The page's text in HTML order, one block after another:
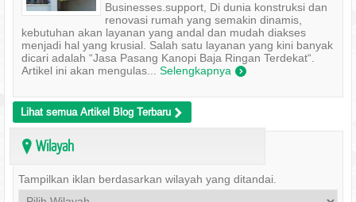
Businesses.support, Di dunia konstruksi dan
renovasi rumah yang semakin dinamis,
kebutuhan akan layanan yang andal dan mudah diakses
menjadi hal yang krusial. Salah satu layanan yang kini banyak
dicari adalah “Jasa Pasang Kanopi Baja Ringan Terdekat“.
Artikel ini akan mengulas... Selengkapnya )
Lihat semua Artikel Blog Terbaru >
? Wilayah
Tampilkan iklan berdasarkan wilayah yang ditandai.